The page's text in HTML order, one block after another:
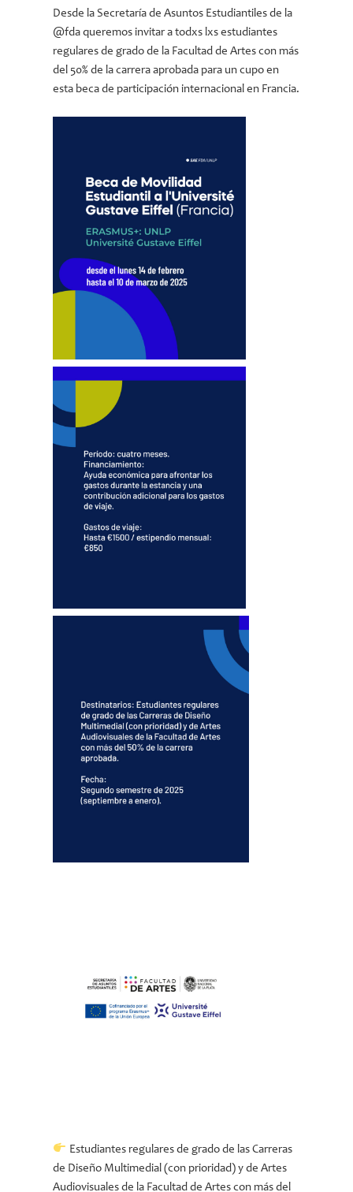
Desde la Secretaría de Asuntos Estudiantiles de la
@fda queremos invitar a todxs lxs estudiantes
regulares de grado de la Facultad de Artes con más
del 50% de la carrera aprobada para un cupo en
esta beca de participación internacional en Francia.
Estudiantes regulares de grado de las Carreras
de Diseño Multimedial (con prioridad) y de Artes
Audiovisuales de la Facultad de Artes con más del